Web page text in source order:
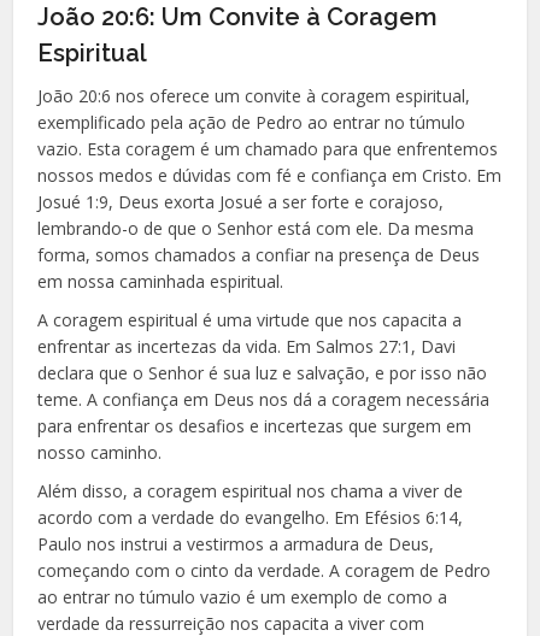
João 20:6: Um Convite à Coragem
Espiritual
João 20:6 nos oferece um convite à coragem espiritual,
exemplificado pela ação de Pedro ao entrar no túmulo
vazio. Esta coragem é um chamado para que enfrentemos
nossos medos e dúvidas com fé e confiança em Cristo. Em
Josué 1:9, Deus exorta Josué a ser forte e corajoso,
lembrando-o de que o Senhor está com ele. Da mesma
forma, somos chamados a confiar na presença de Deus
em nossa caminhada espiritual.
A coragem espiritual é uma virtude que nos capacita a
enfrentar as incertezas da vida. Em Salmos 27:1, Davi
declara que o Senhor é sua luz e salvação, e por isso não
teme. A confiança em Deus nos dá a coragem necessária
para enfrentar os desafios e incertezas que surgem em
nosso caminho.
Além disso, a coragem espiritual nos chama a viver de
acordo com a verdade do evangelho. Em Efésios 6:14,
Paulo nos instrui a vestirmos a armadura de Deus,
começando com o cinto da verdade. A coragem de Pedro
ao entrar no túmulo vazio é um exemplo de como a
verdade da ressurreição nos capacita a viver com